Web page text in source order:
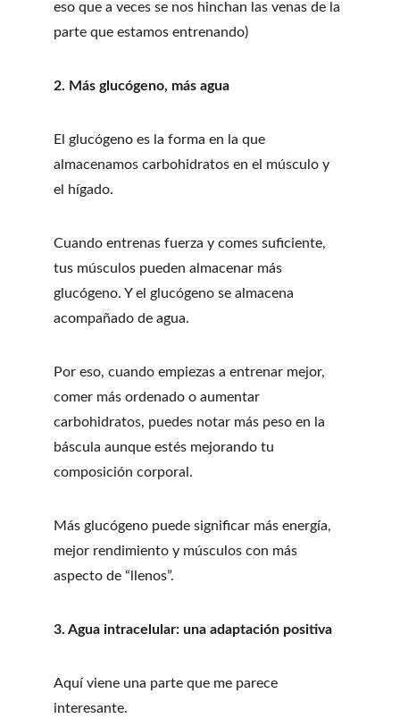
eso que a veces se nos hinchan las venas de la
parte que estamos entrenando)
2. Más glucógeno, más agua
El glucógeno es la forma en la que
almacenamos carbohidratos en el músculo y
el hígado.
Cuando entrenas fuerza y comes suficiente,
tus músculos pueden almacenar más
glucógeno. Y el glucógeno se almacena
acompañado de agua.
Por eso, cuando empiezas a entrenar mejor,
comer más ordenado o aumentar
carbohidratos, puedes notar más peso en la
báscula aunque estés mejorando tu
composición corporal.
Más glucógeno puede significar más energía,
mejor rendimiento y músculos con más
aspecto de “llenos”.
3. Agua intracelular: una adaptación positiva
Aquí viene una parte que me parece
interesante.